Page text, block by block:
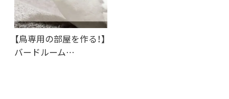
【鳥専用の部屋を作る！】
バードルーム…